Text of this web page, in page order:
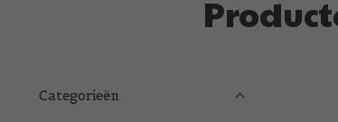
Categorieën